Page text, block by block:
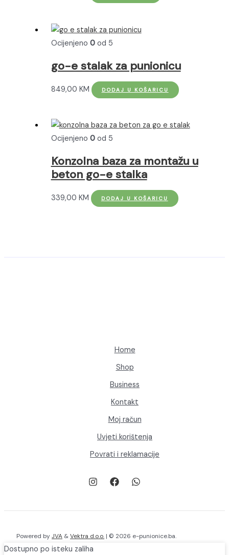
Ocijenjeno 0od 5
go-e stalak za punionicu
849,00 KM DODAJ U KOŠARICU
Ocijenjeno 0od 5
Konzolna baza za montažu u
beton go-e stalka
339,00 KM DODAJ U KOŠARICU
Home
Shop
Business
Kontakt
Moj račun
Uvjeti korištenja
Povrati i reklamacije
Powered byJVA &Vektra d.o.o. | © 2026 e-punionice.ba.
Dostupno po isteku zaliha